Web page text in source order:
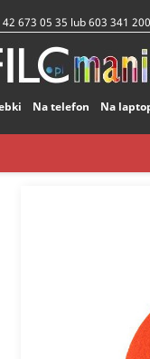
42 673 05 35 lub 603 341 200
Na telefon Na